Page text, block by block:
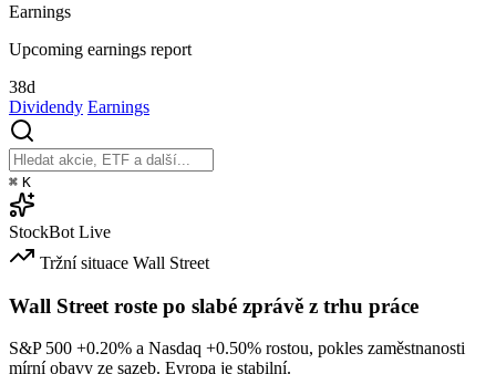
Earnings
Upcoming earnings report
38d
Dividendy Earnings
⌘ K
StockBot Live
Tržní situace Wall Street
Wall Street roste po slabé zprávě z trhu práce
S&P 500 +0.20% a Nasdaq +0.50% rostou, pokles zaměstnanosti
mírní obavy ze sazeb. Evropa je stabilní.